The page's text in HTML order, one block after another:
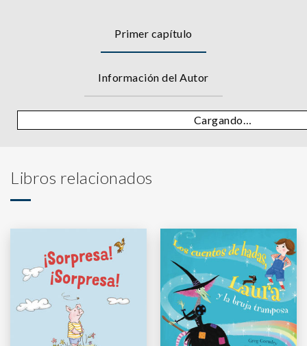
Primer capítulo
Información del Autor
Cargando…
Libros relacionados